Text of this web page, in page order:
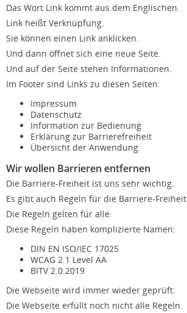
Das Wort Link kommt aus dem Englischen.
Link heißt Verknüpfung.
Sie können einen Link anklicken.
Und dann öffnet sich eine neue Seite.
Und auf der Seite stehen Informationen.
Im Footer sind Links zu diesen Seiten:
Impressum
Datenschutz
Information zur Bedienung
Erklärung zur Barrierefreiheit
Übersicht der Anwendung
Wir wollen Barrieren entfernen
Die Barriere-Freiheit ist uns sehr wichtig.
Es gibt auch Regeln für die Barriere-Freiheit.
Die Regeln gelten für alle.
Diese Regeln haben komplizierte Namen:
DIN EN ISO/IEC 17025
WCAG 2.1 Level AA
BITV 2.0:2019
Die Webseite wird immer wieder geprüft.
Die Webseite erfüllt noch nicht alle Regeln.